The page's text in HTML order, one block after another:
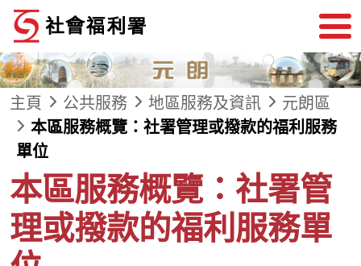
跳到內容
主頁 公共服務 地區服務及資訊
元朗區
本區服務概覽：社署管理或撥款的福利服務
單位
本區服務概覽：社署管
理或撥款的福利服務單